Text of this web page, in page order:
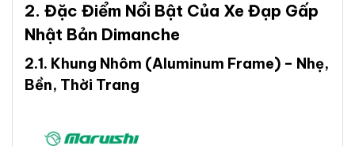
2. Đặc Điểm Nổi Bật Của Xe Đạp Gấp
Nhật Bản Dimanche
2.1. Khung Nhôm (Aluminum Frame) – Nhẹ,
Bền, Thời Trang